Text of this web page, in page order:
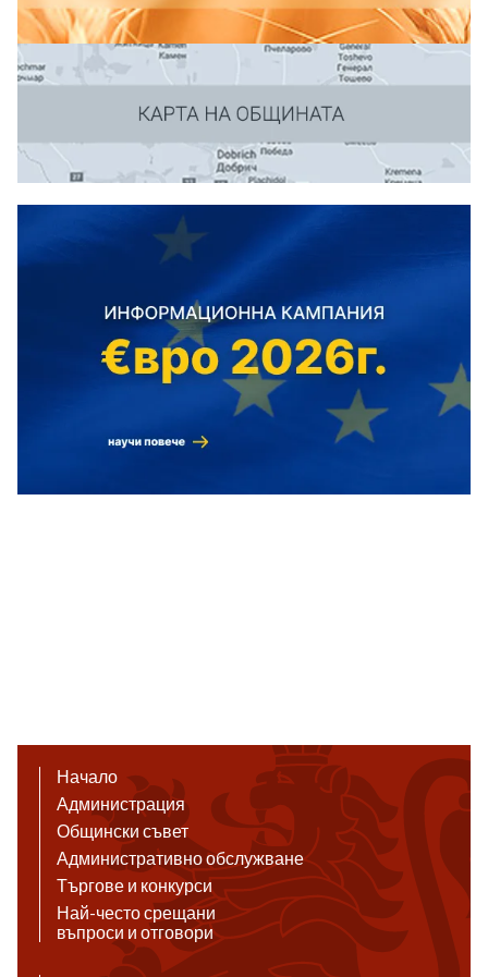
Начало
Администрация
Общински съвет
Административно обслужване
Търгове и конкурси
Най-често срещани
въпроси и отговори